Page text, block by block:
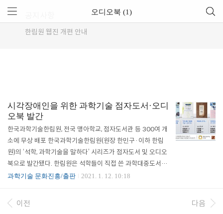
한림원 웹진 개편 안내
오디오북 (1)
시각장애인을 위한 과학기술 점자도서·오디
오북 발간
한국과학기술한림원, 전국 맹아학교, 점자도서관 등 300여 개
소에 무상 배포 한국과학기술한림원(원장 한민구·이하 한림
원)의 ‘석학, 과학기술을 말하다’ 시리즈가 점자도서 및 오디오
북으로 발간됐다. 한림원은 석학들이 직접 쓴 과학대중도서
‘석학, 과학기술을 말하다’ 시리즈를 시각장애인을 위한 점자
점자도서관 등 300여 개소에 무상 배포했다고 밝혔다. 오디오
북은 전문 성우들의 녹음으로 제작됐으며, 시각장애인 전용 무
과학기술 문화진흥/출판 2021. 1. 12. 10:18
이전 다음